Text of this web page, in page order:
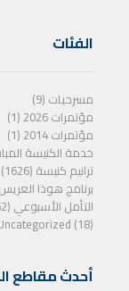
الفئات
مسرحيات (9)
مؤتمرات 2026 (1)
مؤتمرات 2014 (1)
خدمة الكنيسة
ترانيم كنيسة (1626)
برنامج هوذا
التأمل الأسبوعي (252)
(18)
أحدث مقاطع